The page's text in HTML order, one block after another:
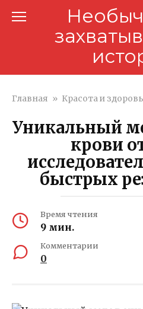
Главная » Красота и
Уникальный
крови
быстрых
Время чтения
9 мин.
Комментарии
0